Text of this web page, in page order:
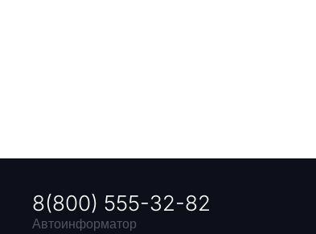
8(800) 555-32-82
Автоинформатор